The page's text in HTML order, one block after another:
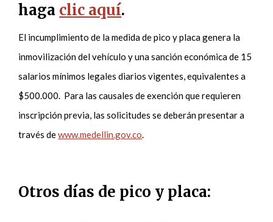
haga clic aquí.
El incumplimiento de la medida de pico y placa genera la
inmovilización del vehículo y una sanción económica de 15
salarios mínimos legales diarios vigentes, equivalentes a
$500.000. Para las causales de exención que requieren
inscripción previa, las solicitudes se deberán presentar a
través dewww.medellin.gov.co.
Otros días de pico y placa: